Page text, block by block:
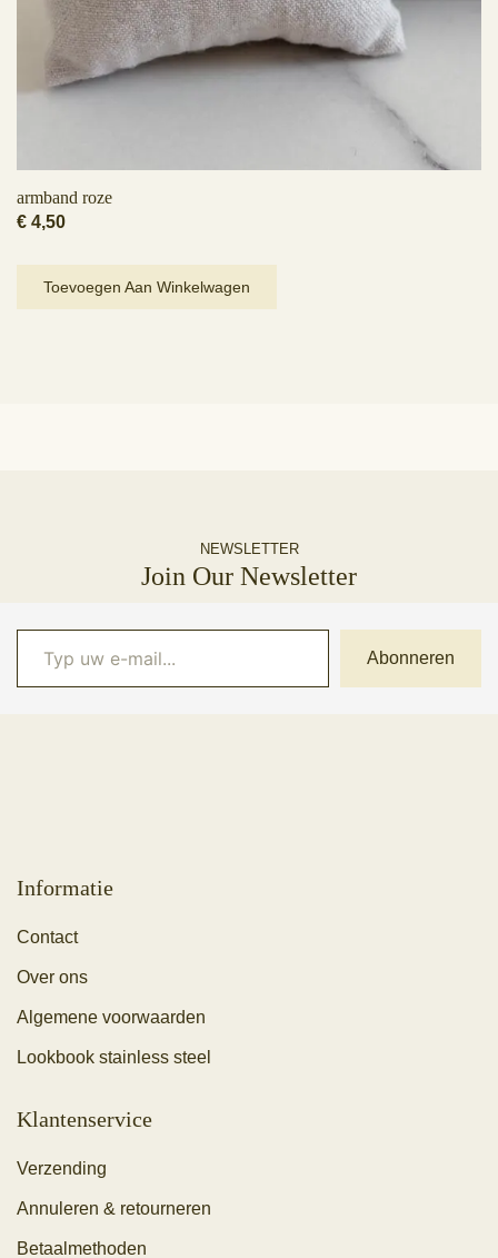
armband roze
€ 4,50
Toevoegen Aan Winkelwagen
NEWSLETTER
Join Our Newsletter
Typ uw e-mail...
Abonneren
Informatie
Contact
Over ons
Algemene voorwaarden
Lookbook stainless steel
Klantenservice
Verzending
Annuleren & retourneren
Betaalmethoden